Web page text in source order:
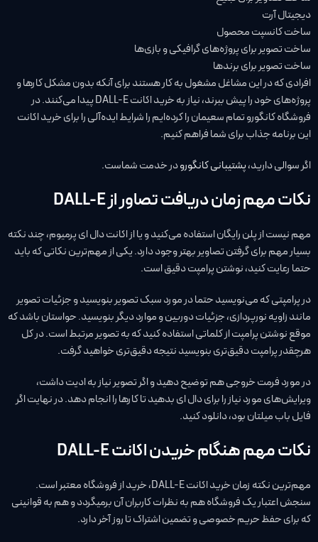
دیجیتال آرت
ساخت کانسپت محصول
ساخت تصویر برای پروژه‌های گرافیکی و بازی‌ها
ساخت تصویر برای برندها
افرادی که در این مشاغل مشغول به کار هستند برای آنکه بدون مشکل کارها و
پروژه‌های خود را پیش ببرند، نیاز به خرید اکانت DALL-E پیدا می‌کنند. در
فروشگاه کانگورو تمام سعیمان را کرده‌ایم را شرایط ایده‌آلی را برای خرید اکانت
این برنامه جذاب برای شما فراهم کنیم.
اگر سوالی دارید،پشتیبانی کانگورودر خدمت شماست.
نکات مهم زمان دریافت تصاور از DALL-E
مهم نیست از پلن رایگان استفاده می‌کنید و یا از اکانت دال ای پرمیوم، چند نکته
بسیار مهم برای گرفتن تصاویر بهتر وجود دارد. یکی از مهم‌ترین نکاتی که باید
حتما رعایت کنید، نوشتن پرامپت دقیق است.
در پرامپتی که می‌نویسید حتما در مورد سبک تصویر بنویسید و جزئیات تصویر
مانند زاویه نورپردازی، جزئیات دوربین و موارد دیگر بنویسید. حواستان باشد که
موقع نوشتن پرامپت از کلماتی استفاده کنید که به تصویر مرتبط است. در کل
هرچقدر پرامپت دقیق‌تری بنویسید نتیجه دقیق‌تری خواهید گرفت.
در مورد فرمت خروجی هم توضیح دهید و اگر تصویر نیاز به ادیت داشت،
ویرایش‌های مورد نیاز را برای دال ای بدهید تا کارها را انجام دهد. در نهایت اگر
فایل باب میلتان بود، دانلود کنید.
نکات مهم هنگام خریدن اکانت DALL-E
مهم‌ترین نکته زمان خرید اکانت DALL-E، خرید از فروشگاه معتبر است.
سنجش اعتبار یک فروشگاه هم به نظرات کاربران آن برمیگردد و هم به قوانینی
که برای حفظ حریم خصوصی و تضمین اشتراک تا روز آخر دارد.